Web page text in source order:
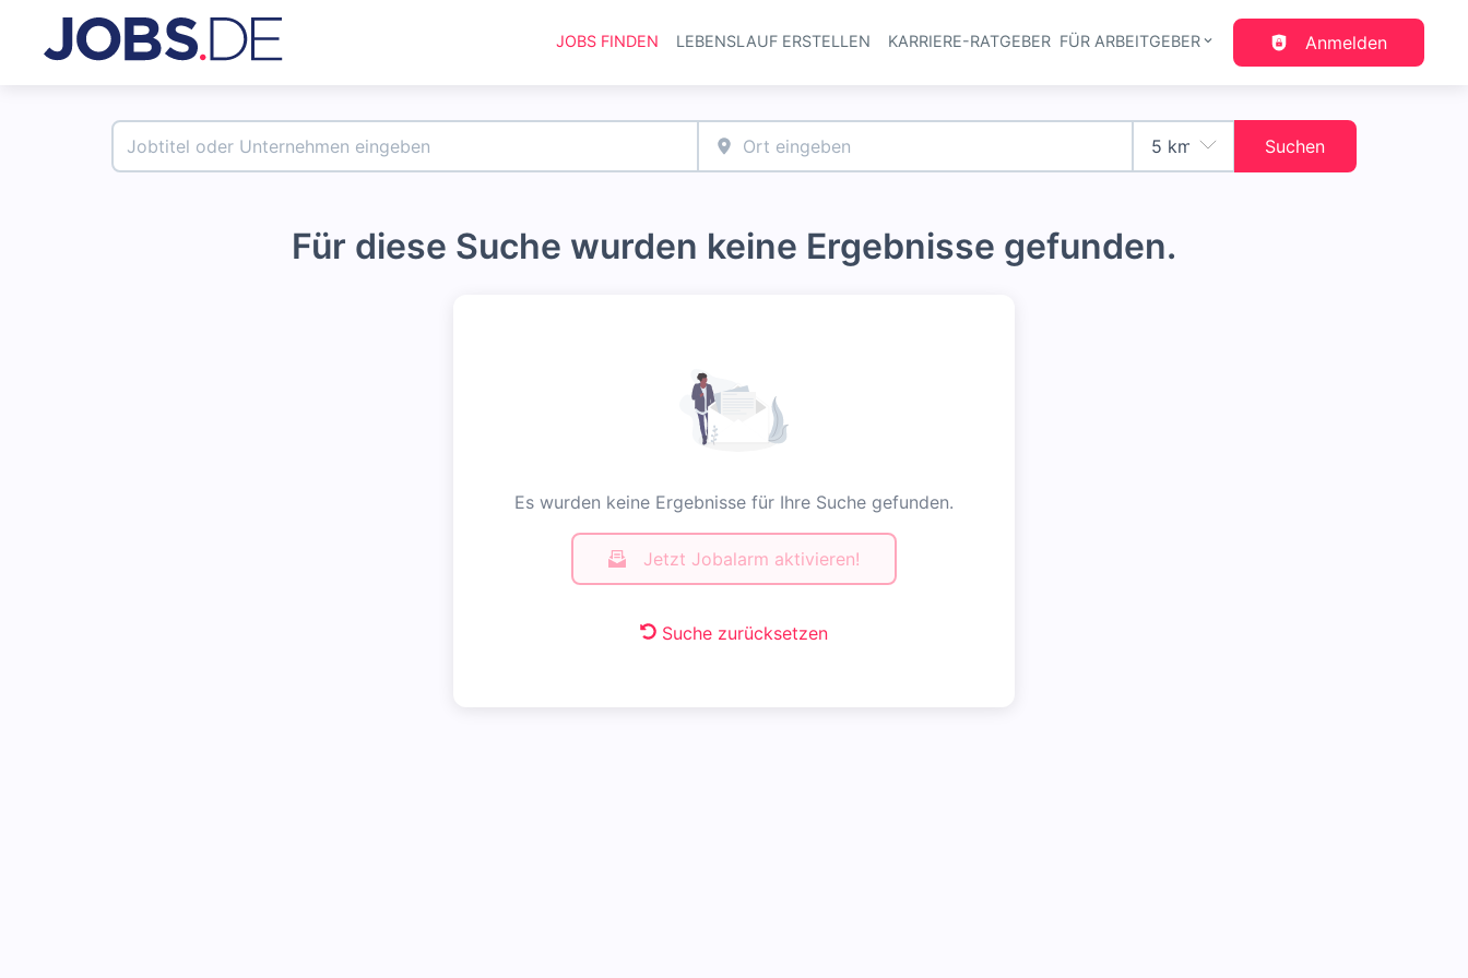
Haupt-Navigation
JOBS FINDEN LEBENSLAUF ERSTELLEN KARRIERE-RATGEBER FÜR ARBEITGEBER Anmelden
Suchen
Für diese Suche wurden keine Ergebnisse gefunden.
Es wurden keine Ergebnisse für Ihre Suche gefunden.
Jetzt Jobalarm aktivieren!
Suche zurücksetzen